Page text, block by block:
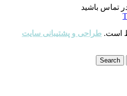
تماس باشید
است. طراحی و پشتیبانی سایت
Search